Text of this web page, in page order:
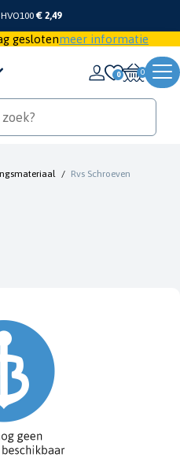
HVO100 € 2,49
geslotenmeer informatie
0
/ Rvs Schroeven